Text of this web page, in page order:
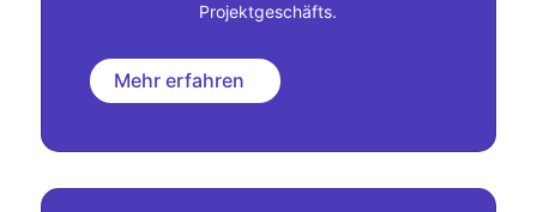
Projektgeschäfts.
Mehr erfahren